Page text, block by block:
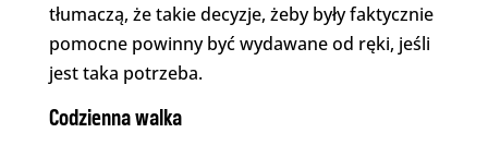
tłumaczą, że takie decyzje, żeby były faktycznie
pomocne powinny być wydawane od ręki, jeśli
jest taka potrzeba.
Codzienna walka